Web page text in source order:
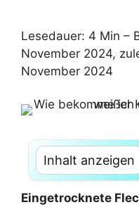
Lesedauer: 4 Min –
November 2024,
November 2024
Inhalt anzeigen
Eingetrocknete